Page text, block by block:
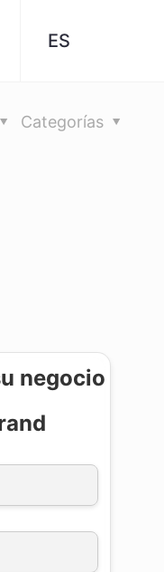
ES
Categorías
negocio